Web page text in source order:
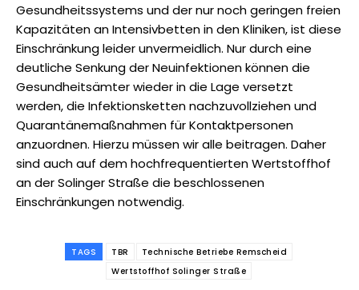
Gesundheitssystems und der nur noch geringen freien
Kapazitäten an Intensivbetten in den Kliniken, ist diese
Einschränkung leider unvermeidlich. Nur durch eine
deutliche Senkung der Neuinfektionen können die
Gesundheitsämter wieder in die Lage versetzt
werden, die Infektionsketten nachzuvollziehen und
Quarantänemaßnahmen für Kontaktpersonen
anzuordnen. Hierzu müssen wir alle beitragen. Daher
sind auch auf dem hochfrequentierten Wertstoffhof
an der Solinger Straße die beschlossenen
Einschränkungen notwendig.
TAGS TBR
Technische Betriebe Remscheid
Wertstoffhof Solinger Straße